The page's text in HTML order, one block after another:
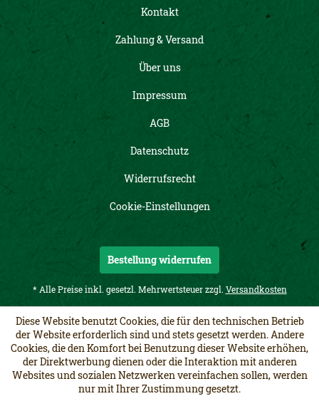
Kontakt
Zahlung & Versand
Über uns
Impressum
AGB
Datenschutz
Widerrufsrecht
Cookie-Einstellungen
Bestellung widerrufen
* Alle Preise inkl. gesetzl. Mehrwertsteuer zzgl. Versandkosten
Diese Website benutzt Cookies, die für den technischen Betrieb
der Website erforderlich sind und stets gesetzt werden. Andere
Cookies, die den Komfort bei Benutzung dieser Website erhöhen,
der Direktwerbung dienen oder die Interaktion mit anderen
Websites und sozialen Netzwerken vereinfachen sollen, werden
nur mit Ihrer Zustimmung gesetzt.